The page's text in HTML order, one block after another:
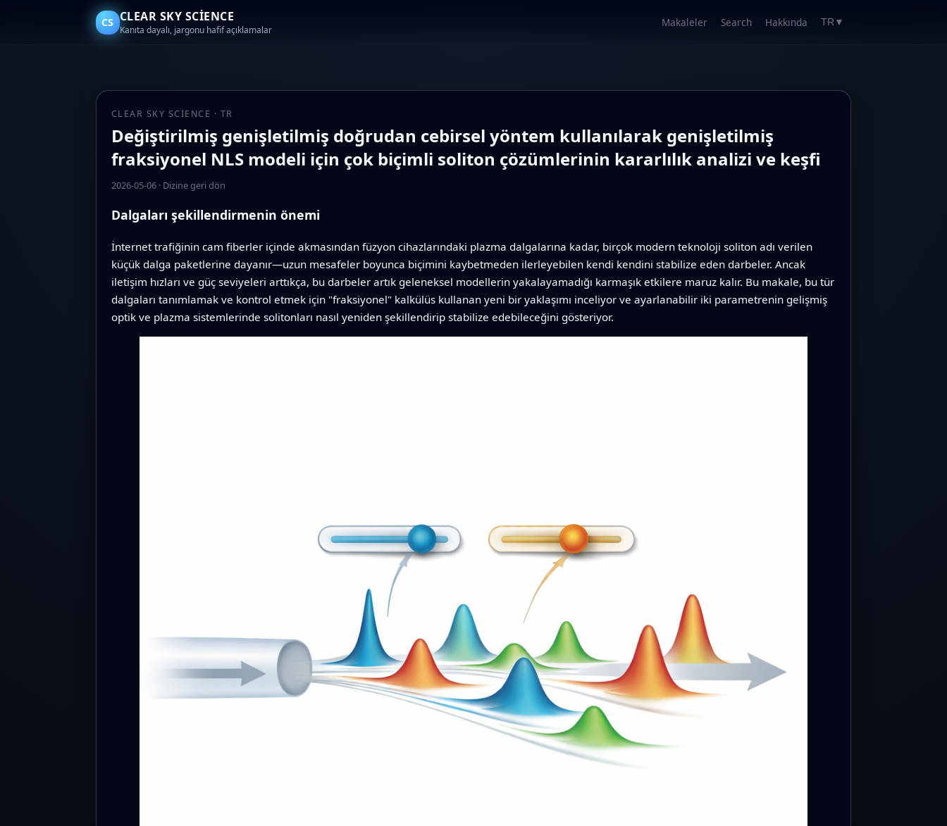
CS CLEAR SKY SCIENCE
Kanıta dayalı, jargonu hafif açıklamalar
Makaleler Search Hakkında TR ▼
CLEAR SKY SCIENCE · TR
Değiştirilmiş genişletilmiş doğrudan cebirsel yöntem kullanılarak genişletilmiş
fraksiyonel NLS modeli için çok biçimli soliton çözümlerinin kararlılık analizi ve keşfi
2026-05-06· Dizine geri dön
Dalgaları şekillendirmenin önemi
İnternet trafiğinin cam fiberler içinde akmasından füzyon cihazlarındaki plazma dalgalarına kadar, birçok modern teknoloji soliton adı verilen
küçük dalga paketlerine dayanır—uzun mesafeler boyunca biçimini kaybetmeden ilerleyebilen kendi kendini stabilize eden darbeler. Ancak
iletişim hızları ve güç seviyeleri arttıkça, bu darbeler artık geleneksel modellerin yakalayamadığı karmaşık etkilere maruz kalır. Bu makale, bu tür
dalgaları tanımlamak ve kontrol etmek için "fraksiyonel" kalkülüs kullanan yeni bir yaklaşımı inceliyor ve ayarlanabilir iki parametrenin gelişmiş
optik ve plazma sistemlerinde solitonları nasıl yeniden şekillendirip stabilize edebileceğini gösteriyor.